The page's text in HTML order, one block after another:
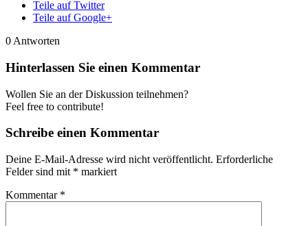
Teile auf Twitter
Teile auf Google+
0 Antworten
Hinterlassen Sie einen Kommentar
Wollen Sie an der Diskussion teilnehmen?
Feel free to contribute!
Schreibe einen Kommentar
Deine E-Mail-Adresse wird nicht veröffentlicht. Erforderliche
Felder sind mit * markiert
Kommentar *